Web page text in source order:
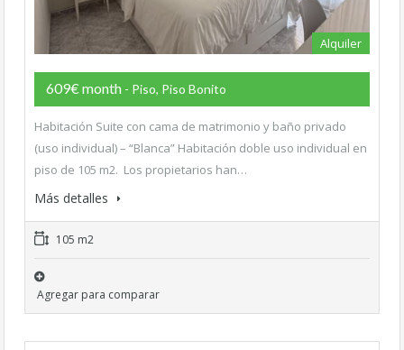
Alquiler
609€ month - Piso, Piso Bonito
Habitación Suite con cama de matrimonio y baño privado
(uso individual) – “Blanca” Habitación doble uso individual en
piso de 105 m2. Los propietarios han…
Más detalles
105 m2
Agregar para comparar